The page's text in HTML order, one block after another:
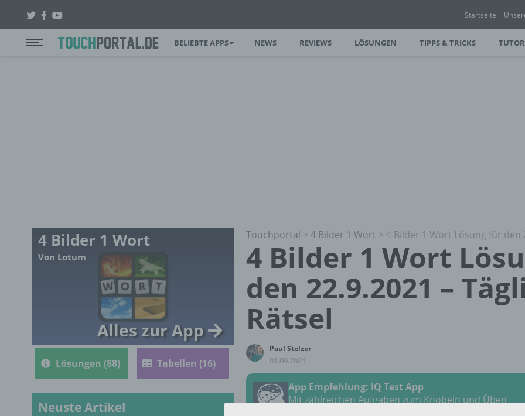
Startseite
BELIEBTE APPS NEWS REVIEWS LÖSUNGEN TIPPS & TRICKS
Touchportal > 4 Bilder 1 Wort > 4 Bilder 1 Wort Lösung für den
4 Bilder 1 Wort
den 22.9.2021 –
Rätsel
Paul Stelzer
01.09.2021
App Empfehlung: IQ Test App
Mit zahlreichen Aufgaben zum Knobeln und Üben
4 Bilder 1 Wort
Von Lotum
Alles zur App
Lösungen (88) Tabellen (16)
Neuste Artikel